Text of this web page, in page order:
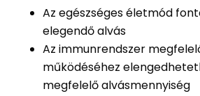
Az egészséges életmód
elegendő alvás
Az immunrendszer
működéséhez
megfelelő alvásmennyiség